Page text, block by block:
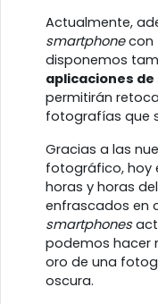
Actualmente,
smartphonecon
disponemos
aplicaciones
permitirán
fotografías que
Gracias a las
fotográfico, hoy
horas y horas
enfrascados en
smartphones
podemos hacer
oro de una
oscura.